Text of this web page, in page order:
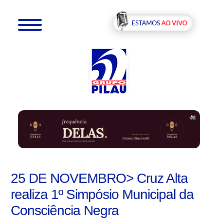
25 DE NOVEMBRO> Cruz Alta
realiza 1º Simpósio Municipal da
Consciência Negra